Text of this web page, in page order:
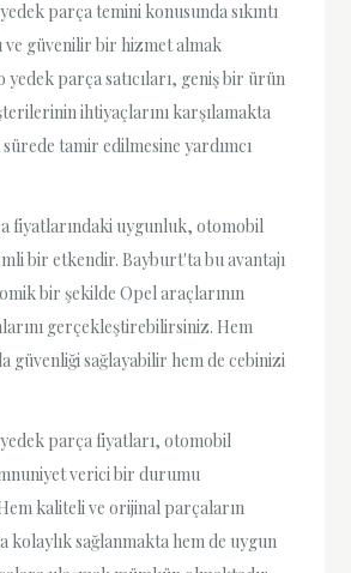
parça temini konusunda sıkıntı
ve güvenilir bir hizmet almak
parça satıcıları, geniş bir ürün
ihtiyaçlarını karşılamakta
sürede tamir edilmesine yardımcı
fiyatlarındaki uygunluk, otomobil
bir etkendir. Bayburt'ta bu avantajı
bir şekilde Opel araçlarının
gerçekleştirebilirsiniz. Hem
güvenliği sağlayabilir hem de cebinizi
parça fiyatları, otomobil
verici bir durumu
kaliteli ve orijinal parçaların
kolaylık sağlanmakta hem de uygun